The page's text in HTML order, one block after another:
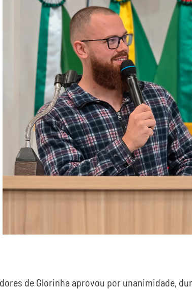
de Glorinha aprovou por unanimidade,